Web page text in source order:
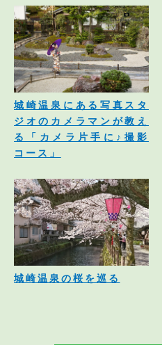
城崎温泉にある写真スタ
ジオのカメラマンが教え
る「カメラ片手に♪撮影
コース」
城崎温泉の桜を巡る